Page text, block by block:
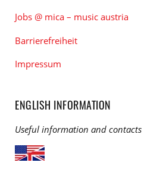
Jobs @ mica – music austria
Barrierefreiheit
Impressum
ENGLISH INFORMATION
Useful information and contacts